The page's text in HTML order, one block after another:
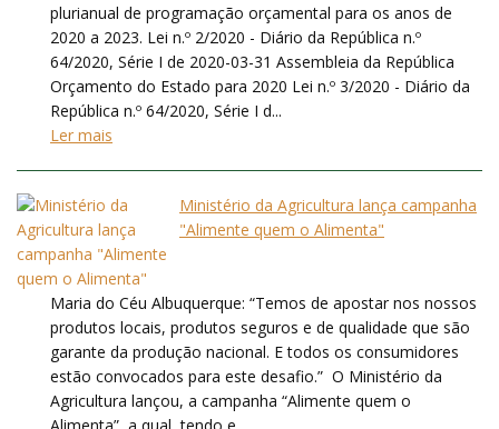
plurianual de programação orçamental para os anos de
2020 a 2023. Lei n.º 2/2020 - Diário da República n.º
64/2020, Série I de 2020-03-31 Assembleia da República
Orçamento do Estado para 2020 Lei n.º 3/2020 - Diário da
República n.º 64/2020, Série I d...
Ler mais
Ministério da Agricultura lança campanha
"Alimente quem o Alimenta"
Maria do Céu Albuquerque: “Temos de apostar nos nossos
produtos locais, produtos seguros e de qualidade que são
garante da produção nacional. E todos os consumidores
estão convocados para este desafio.” O Ministério da
Agricultura lançou, a campanha “Alimente quem o